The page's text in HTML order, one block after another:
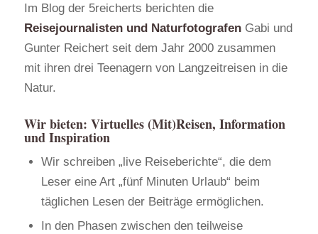
Im Blog der 5reicherts berichten die
Reisejournalisten und NaturfotografenGabi und
Gunter Reichert seit dem Jahr 2000 zusammen
mit ihren drei Teenagern von Langzeitreisen in die
Natur.
Wir bieten: Virtuelles (Mit)Reisen, Information
und Inspiration
Wir schreiben „live Reiseberichte“, die dem
Leser eine Art „fünf Minuten Urlaub“ beim
täglichen Lesen der Beiträge ermöglichen.
In den Phasen zwischen den teilweise